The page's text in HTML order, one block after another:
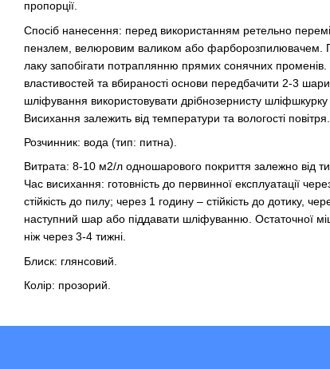
пропорції.
Спосіб нанесення: перед використанням ретельно
пензлем, велюровим валиком або фарборозпилювачем.
лаку запобігати потраплянню прямих сонячних променів.
властивостей та вбираності основи передбачити 2-3
шліфування використовувати дрібнозернисту
Висихання залежить від температури та вологості повітря.
Розчинник: вода (тип: питна).
Витрата: 8-10 м2/л одношарового покриття залежно від
Час висихання: готовність до первинної експлуатації
стійкість до пилу; через 1 годину – стійкість до дотику,
наступний шар або піддавати шліфуванню. Остаточної
ніж через 3-4 тижні.
Блиск: глянсовий.
Колір: прозорий.